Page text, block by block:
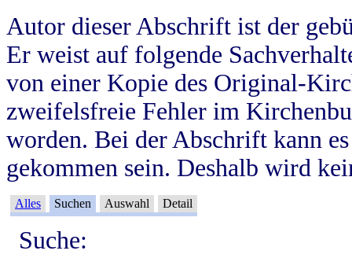
Autor dieser Abschrift ist der
Er weist auf folgende
von einer Kopie des Original-
zweifelsfreie Fehler im
worden. Bei der Abschrift kann
gekommen sein. Deshalb wird
Alles Suchen Auswahl Detail
Suche: